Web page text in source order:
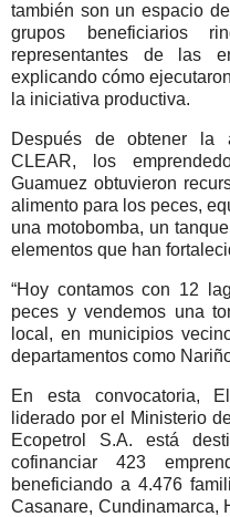
también son un espacio
grupos beneficiarios
representantes de las
explicando cómo
la iniciativa productiva.
Después de obtener la
CLEAR, los
Guamuez obtuvieron
alimento para los peces,
una motobomba, un
elementos que han
“Hoy contamos con 12
peces y vendemos una
local, en municipios
departamentos como
En esta convocatoria,
liderado por el Ministerio
Ecopetrol S.A. está
cofinanciar 423
beneficiando a 4.476
Casanare, Cundinamarca,